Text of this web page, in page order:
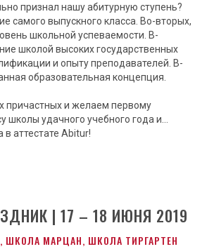
признал нашу абитурную ступень?
самого выпускного класса. Во-вторых,
школьной успеваемости. В-
школой высоких государственных
и опыту преподавателей. В-
образовательная концепция.
причастных и желаем первому
школы удачного учебного года и…
аттестате Abitur!
| 17 – 18 ИЮНЯ 2019
, ШКОЛА МАРЦАН, ШКОЛА ТИРГАРТЕН